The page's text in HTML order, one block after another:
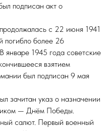
подписан акт о
с 22 июня 1941
погибло более 26
январе 1945 года советские
взятием
был подписан 9 мая
зачитан указ о назначении
— Днём Победы.
салют. Первый военный